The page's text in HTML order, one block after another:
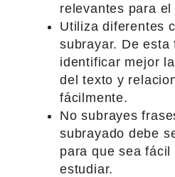
relevantes para el
Utiliza diferentes
subrayar. De esta
identificar mejor
del texto y
fácilmente.
No subrayes
subrayado debe
para que sea
estudiar.